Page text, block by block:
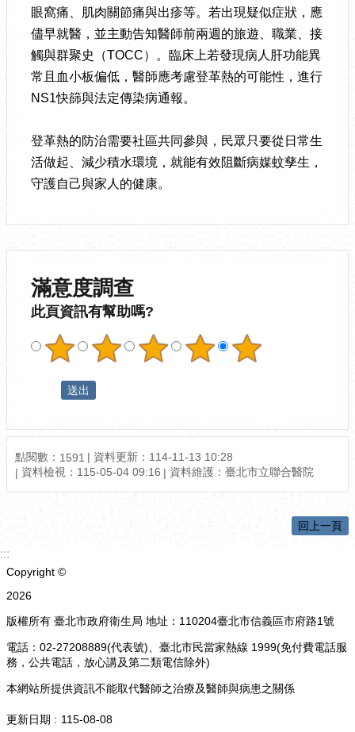
眼窩痛、肌肉關節痛與出疹等。若出現疑似症狀，應
儘早就醫，並主動告知醫師前兩週的旅遊、職業、接
觸與群聚史（TOCC）。臨床上若發現病人肝功能異
常且血小板偏低，醫師應考慮登革熱的可能性，進行
NS1快篩與法定傳染病通報。
登革熱的防治需要社區共同參與，民眾只要從日常生
活做起、減少積水環境，就能有效阻斷病媒蚊孳生，
守護自己與家人的健康。
滿意度調查
此頁資訊有幫助嗎?
點閱數： 1591
資料更新：114-11-13 10:28
資料檢視：115-05-04 09:16
資料維護：臺北市立聯合醫院
回上一頁
:::
Copyright ©
2026
版權所有 臺北市政府衛生局 地址：110204臺北市信義區市府路1號
電話：02-27208889(代表號)、臺北市民當家熱線 1999(免付費電話服
務，公共電話，放心講及第二類電信除外)
本網站所提供資訊不能取代醫師之治療及醫師與病患之關係
更新日期
115-08-08